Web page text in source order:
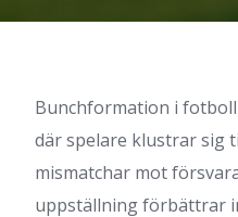
Bunchformation i
där spelare klustrar sig
mismatchar mot
uppställning förbättrar